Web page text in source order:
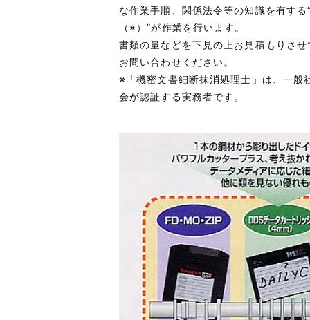
な作業手順、関係法令等の知識を有す
（※）”が作業を行います。
書類の量などを下見の上お見積もりさ
お問い合わせください。
※「機密文書細断抹消処理士」は、一般
会が認証する実務者です。